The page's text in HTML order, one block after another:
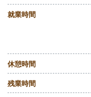
就業時間
休憩時間
残業時間